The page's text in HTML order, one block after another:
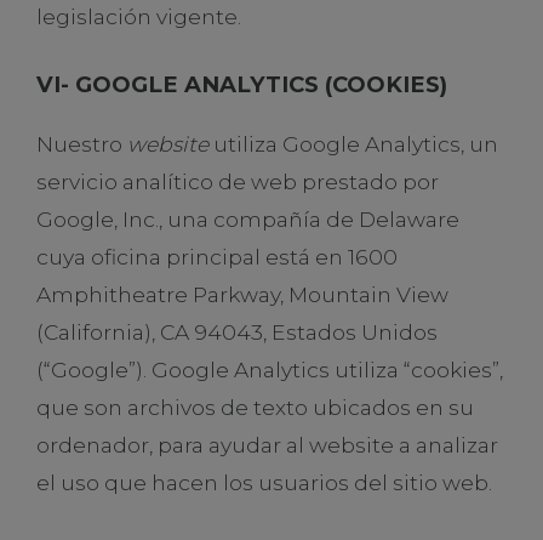
legislación vigente.
VI- GOOGLE ANALYTICS (COOKIES)
Nuestro websiteutiliza Google Analytics, un
servicio analítico de web prestado por
Google, Inc., una compañía de Delaware
cuya oficina principal está en 1600
Amphitheatre Parkway, Mountain View
(California), CA 94043, Estados Unidos
(“Google”). Google Analytics utiliza “cookies”,
que son archivos de texto ubicados en su
ordenador, para ayudar al website a analizar
el uso que hacen los usuarios del sitio web.